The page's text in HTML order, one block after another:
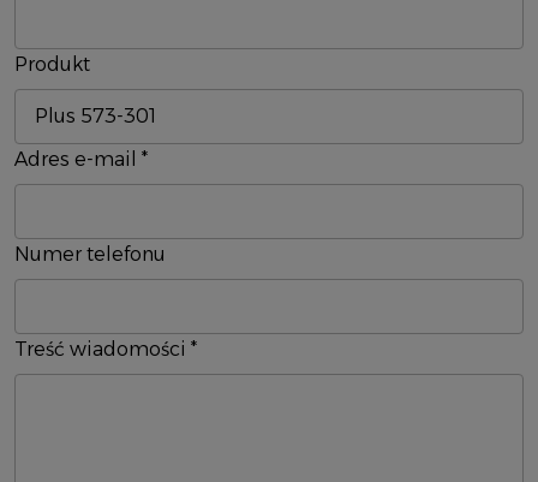
Produkt
Adres e-mail *
Numer telefonu
Treść wiadomości *